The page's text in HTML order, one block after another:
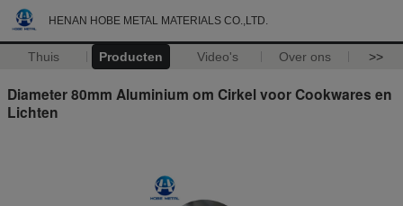
HENAN HOBE METAL MATERIALS CO.,LTD.
Thuis Producten Video's Over ons >>
Diameter 80mm Aluminium om Cirkel voor Cookwares en
Lichten